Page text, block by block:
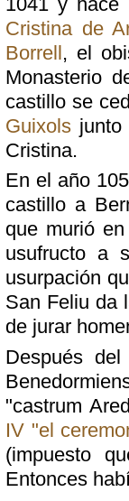
Cristina de
Borrell, el
Monasterio
castillo se
Guixols
Cristina.
En el año
castillo a
que murió
usufructo a
usurpación
San Feliu da
de jurar
Después
"castrum
IV "el
(impuesto
Entonces